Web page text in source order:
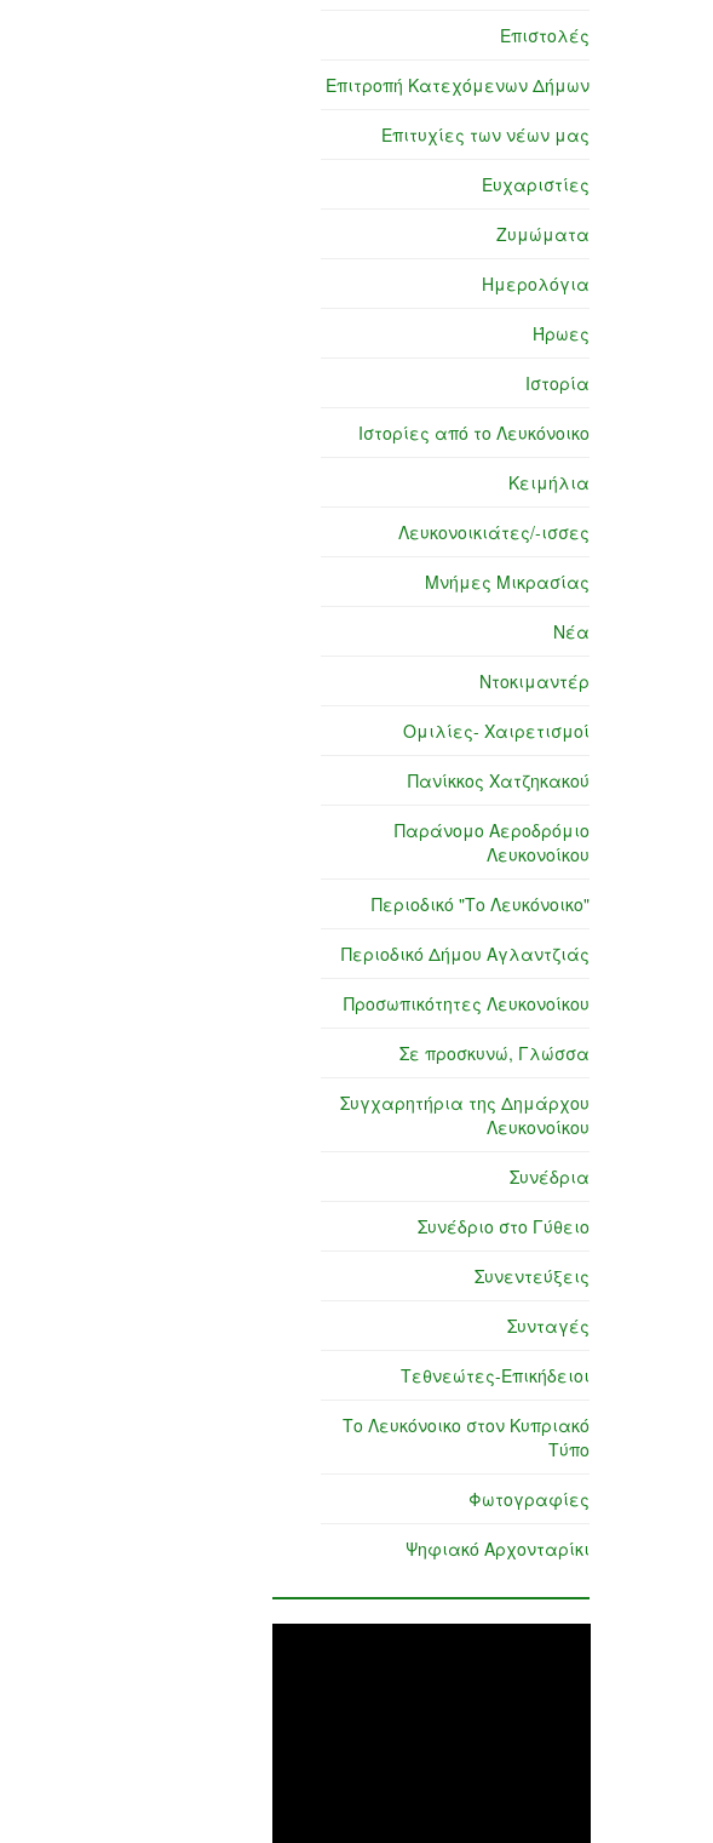
Επιστολές
Επιτροπή Κατεχόμενων Δήμων
Επιτυχίες των νέων μας
Ευχαριστίες
Ζυμώματα
Ημερολόγια
Ήρωες
Ιστορία
Ιστορίες από το Λευκόνοικο
Κειμήλια
Λευκονοικιάτες/-ισσες
Μνήμες Μικρασίας
Νέα
Ντοκιμαντέρ
Ομιλίες- Χαιρετισμοί
Πανίκκος Χατζηκακού
Παράνομο Αεροδρόμιο
Λευκονοίκου
Περιοδικό "Το Λευκόνοικο"
Περιοδικό Δήμου Αγλαντζιάς
Προσωπικότητες Λευκονοίκου
Σε προσκυνώ, Γλώσσα
Συγχαρητήρια της Δημάρχου
Λευκονοίκου
Συνέδρια
Συνέδριο στο Γύθειο
Συνεντεύξεις
Συνταγές
Τεθνεώτες-Επικήδειοι
Το Λευκόνοικο στον Κυπριακό
Τύπο
Φωτογραφίες
Ψηφιακό Αρχονταρίκι